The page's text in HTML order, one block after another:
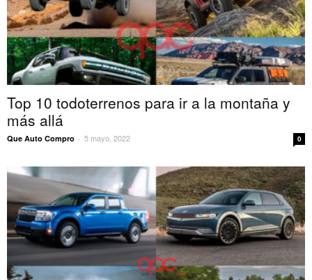
Top 10 todoterrenos para ir a la montaña y
más allá
Que Auto Compro - 5 mayo, 2022 0